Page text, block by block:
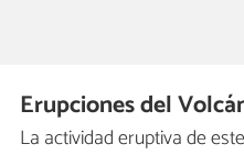
Erupciones del
La actividad eruptiva de